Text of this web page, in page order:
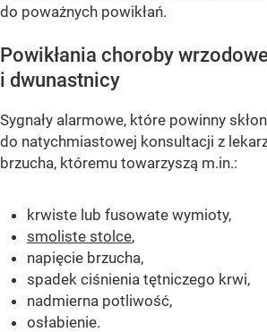
do poważnych powikłań.
Powikłania choroby
i dwunastnicy
Sygnały alarmowe, które powinny
do natychmiastowej konsultacji z
brzucha, któremu towarzyszą m.in.:
krwiste lub fusowate wymioty,
smoliste stolce,
napięcie brzucha,
spadek ciśnienia tętniczego krwi,
nadmierna potliwość,
osłabienie.